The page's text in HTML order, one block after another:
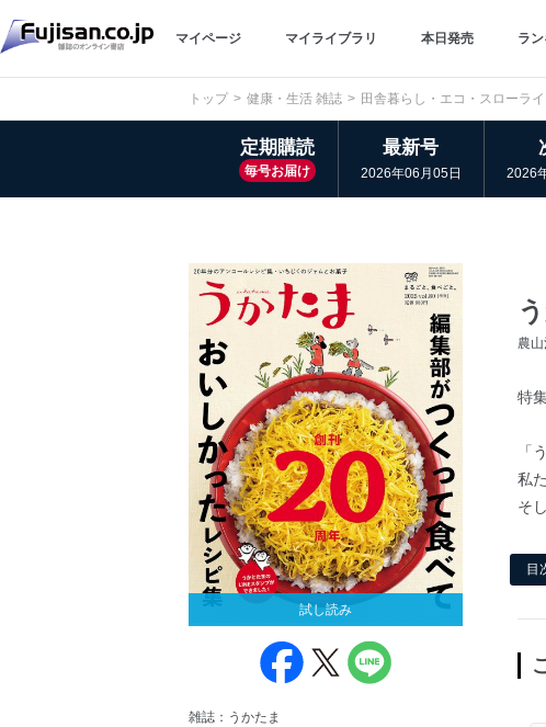
マイページ マイライブラリ 本日発売 ラ
トップ 健康・生活 雑誌 田舎暮らし・エコ・スローラ
定期購読
毎号お届け
最新号
2026年06月05日 2026
試し読み
雑誌：うかたま
農
特
「
私
そ
目